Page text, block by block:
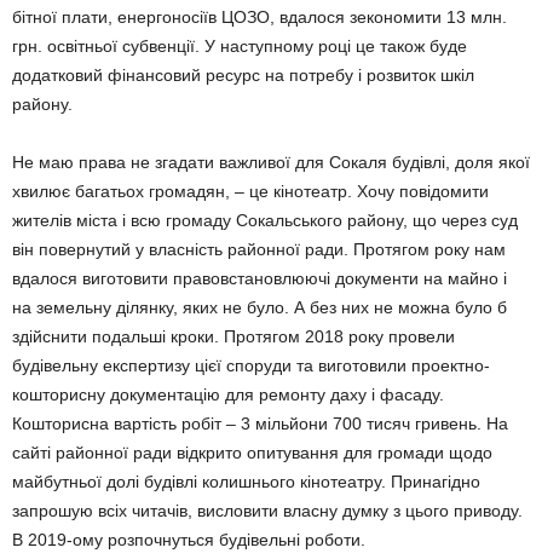
бітної плати, енергоносіїв ЦОЗО, вдалося зеко­номити 13 млн.
грн. освітньої субвенції. У наступному році це також буде
додатковий фінансовий ресурс на потребу і розвиток шкіл
району.
Не маю права не згадати важливої для Сокаля будівлі, доля якої
хвилює багатьох громадян, – це кінотеатр. Хочу повідомити
жителів міста і всю громаду Сокальського району, що через суд
він повернутий у власність районної ради. Протягом року нам
вдалося виготовити правовстановлюючі документи на майно і
на земельну ділянку, яких не було. А без них не можна було б
здійснити подальші кроки. Протягом 2018 року провели
будівельну експертизу цієї споруди та виготовили проектно-
кошторисну документацію для ремонту даху і фасаду.
Кошторисна вартість робіт – 3 мільйони 700 тисяч гривень. На
сайті районної ради відкрито опитування для громади щодо
майбутньої долі будівлі колиш­нього кінотеатру. Принагідно
запрошую всіх читачів, висловити власну думку з цього приво­ду.
В 2019-ому розпочнуться будівельні роботи.